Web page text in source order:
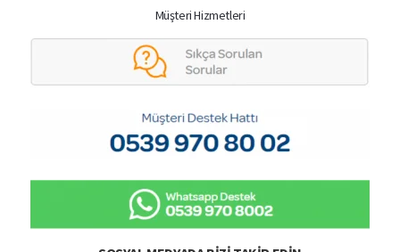
Müşteri Hizmetleri